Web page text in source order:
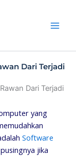
Dari Terjadi
yang
Software
jika